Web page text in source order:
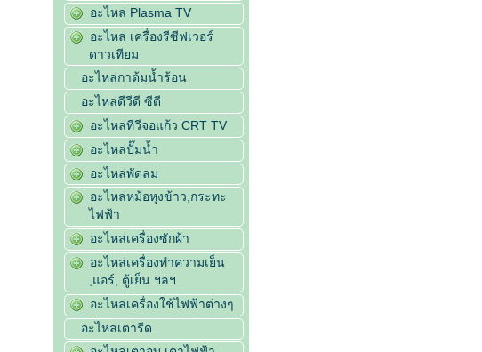
อะไหล่ Plasma TV
อะไหล่ เครื่องรีซีฟเวอร์
ดาวเทียม
อะไหล่กาต้มน้ำร้อน
อะไหล่ดีวีดี ซีดี
อะไหล่ทีวีจอแก้ว CRT TV
อะไหล่ปั๊มน้ำ
อะไหล่พัดลม
อะไหล่หม้อหุงข้าว,กระทะ
ไฟฟ้า
อะไหล่เครื่องซักผ้า
อะไหล่เครื่องทำความเย็น
,แอร์, ตู้เย็น ฯลฯ
อะไหล่เครื่องใช้ไฟฟ้าต่างๆ
อะไหล่เตารีด